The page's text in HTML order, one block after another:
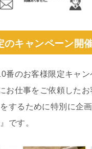
のキャンペーン開
番のお客様限定キャン
お仕事をご依頼したお
をするために特別に企
です。